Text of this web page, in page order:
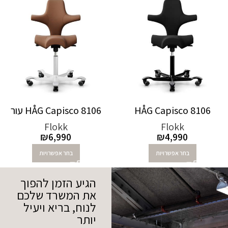
HÅG Capisco 8106
Flokk
₪4,990
בחר אפשרויות
HÅG Capisco 8106 עור
Flokk
₪6,990
בחר אפשרויות
הגיע הזמן להפוך
את המשרד שלכם
לנוח, בריא ויעיל
יותר